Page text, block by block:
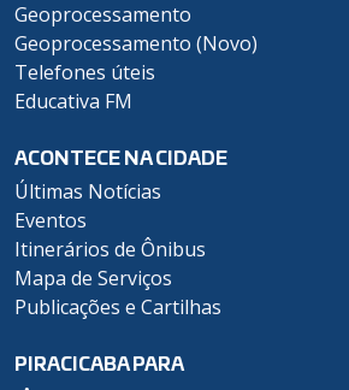
Geoprocessamento
Geoprocessamento (Novo)
Telefones úteis
Educativa FM
ACONTECE NA CIDADE
Últimas Notícias
Eventos
Itinerários de Ônibus
Mapa de Serviços
Publicações e Cartilhas
PIRACICABA PARA